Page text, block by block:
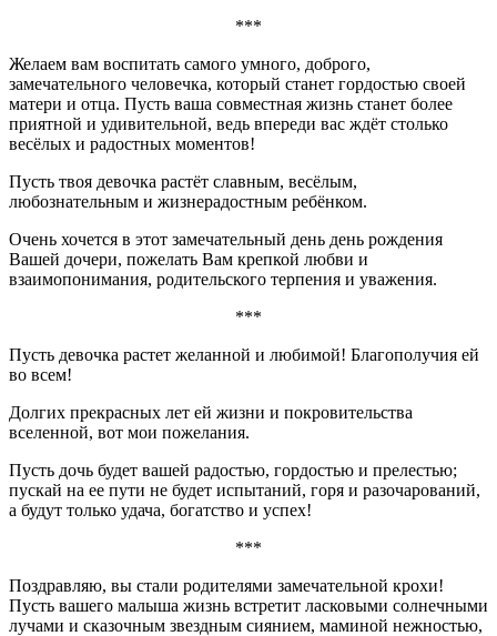
***
Желаем вам воспитать самого умного, доброго,
замечательного человечка, который станет гордостью своей
матери и отца. Пусть ваша совместная жизнь станет более
приятной и удивительной, ведь впереди вас ждёт столько
весёлых и радостных моментов!
Пусть твоя девочка растёт славным, весёлым,
любознательным и жизнерадостным ребёнком.
Очень хочется в этот замечательный день день рождения
Вашей дочери, пожелать Вам крепкой любви и
взаимопонимания, родительского терпения и уважения.
***
Пусть девочка растет желанной и любимой! Благополучия ей
во всем!
Долгих прекрасных лет ей жизни и покровительства
вселенной, вот мои пожелания.
Пусть дочь будет вашей радостью, гордостью и прелестью;
пускай на ее пути не будет испытаний, горя и разочарований,
а будут только удача, богатство и успех!
***
Поздравляю, вы стали родителями замечательной крохи!
Пусть вашего малыша жизнь встретит ласковыми солнечными
лучами и сказочным звездным сиянием, маминой нежностью,